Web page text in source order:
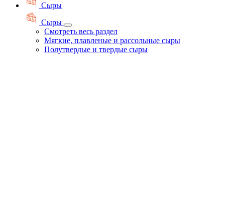
Сыры
Сыры
Смотреть весь раздел
Мягкие, плавленые и рассольные сыры
Полутвердые и твердые сыры